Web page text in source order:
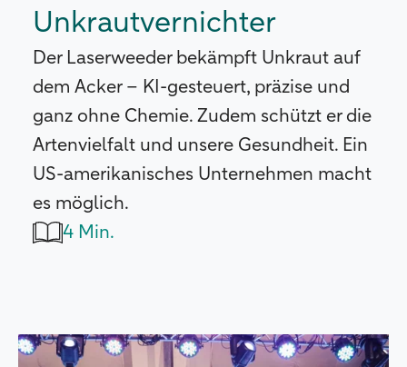
Unkrautvernichter
Der Laserweeder bekämpft Unkraut auf
dem Acker – KI-gesteuert, präzise und
ganz ohne Chemie. Zudem schützt er die
Artenvielfalt und unsere Gesundheit. Ein
US-amerikanisches Unternehmen macht
es möglich.
4 Min.